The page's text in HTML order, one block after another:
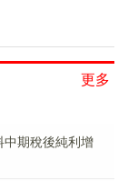
更多
中期稅後純利增